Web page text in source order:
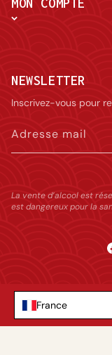
MON COMPTE
NEWSLETTER
Inscrivez-vous pour
Adresse mail
La vente d’alcool est
est dangereux pour la
France